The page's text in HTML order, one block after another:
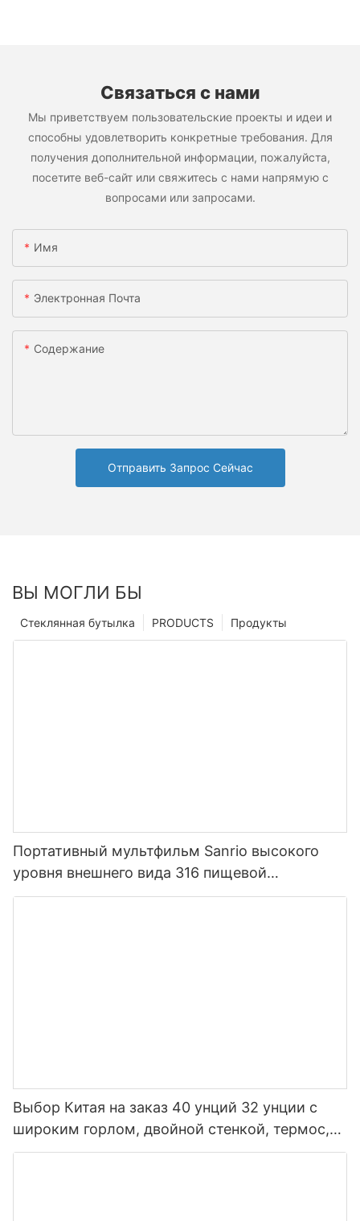
Связаться с нами
Мы приветствуем пользовательские проекты и идеи и
способны удовлетворить конкретные требования. Для
получения дополнительной информации, пожалуйста,
посетите веб-сайт или свяжитесь с нами напрямую с
вопросами или запросами.
Имя
Электронная Почта
Содержание
Отправить Запрос Сейчас
ВЫ МОГЛИ БЫ
Продукты
PRODUCTS
Стеклянная бутылка
Портативный мультфильм Sanrio высокого
уровня внешнего вида 316 пищевой
нержавеющей стали термос для детей
Выбор Китая на заказ 40 унций 32 унции с
широким горлом, двойной стенкой, термос,
изолированная спортивная бутылка для воды